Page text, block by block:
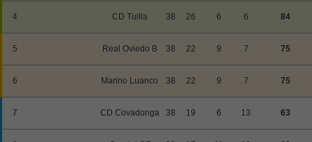
4 CD Tuilla 38 26 6 6 84
5 Real Oviedo B 38 22 9 7 75
6 Marino Luanco 38 22 9 7 75
7 CD Covadonga 38 19 6 13 63